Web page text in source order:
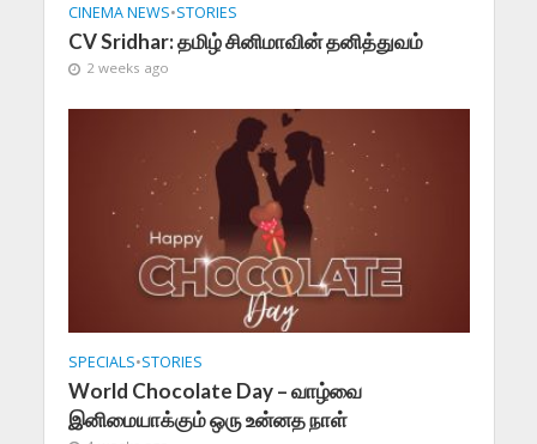
CINEMA NEWS•STORIES
CV Sridhar: தமிழ் சினிமாவின் தனித்துவம்
2 weeks ago
SPECIALS•STORIES
World Chocolate Day – வாழ்வை
இனிமையாக்கும் ஒரு உன்னத நாள்